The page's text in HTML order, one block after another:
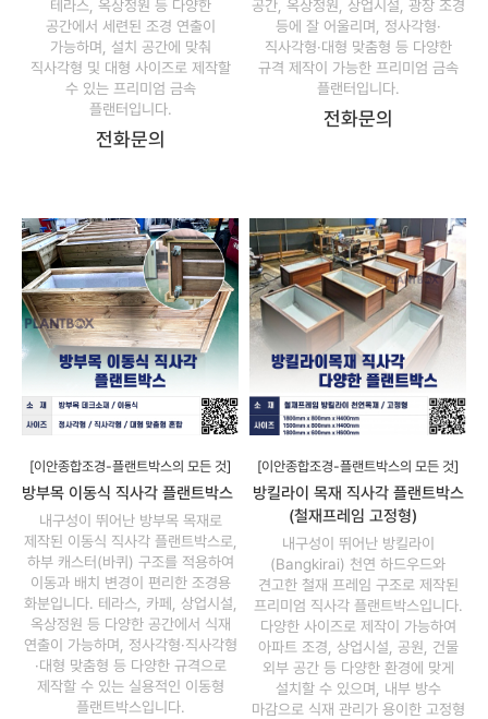
테라스, 옥상정원 등 다양한
공간에서 세련된 조경 연출이
가능하며, 설치 공간에 맞춰
직사각형 및 대형 사이즈로 제작할
수 있는 프리미엄 금속
플랜터입니다.
전화문의
공간, 옥상정원, 상업시설, 광장 조경
등에 잘 어울리며, 정사각형·
직사각형·대형 맞춤형 등 다양한
규격 제작이 가능한 프리미엄 금속
플랜터입니다.
전화문의
[이안종합조경-플랜트박스의 모든 것]
방부목 이동식 직사각 플랜트박스
내구성이 뛰어난 방부목 목재로
제작된 이동식 직사각 플랜트박스로,
하부 캐스터(바퀴) 구조를 적용하여
이동과 배치 변경이 편리한 조경용
화분입니다. 테라스, 카페, 상업시설,
옥상정원 등 다양한 공간에서 식재
연출이 가능하며, 정사각형·직사각형
·대형 맞춤형 등 다양한 규격으로
제작할 수 있는 실용적인 이동형
플랜트박스입니다.
[이안종합조경-플랜트박스의 모든 것]
방킬라이 목재 직사각 플랜트박스
(철재프레임 고정형)
내구성이 뛰어난 방킬라이
(Bangkirai) 천연 하드우드와
견고한 철재 프레임 구조로 제작된
프리미엄 직사각 플랜트박스입니다.
다양한 사이즈로 제작이 가능하여
아파트 조경, 상업시설, 공원, 건물
외부 공간 등 다양한 환경에 맞게
설치할 수 있으며, 내부 방수
마감으로 식재 관리가 용이한 고정형